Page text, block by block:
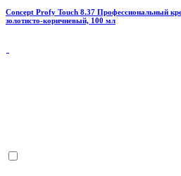
Concept Profy Touch 8.37 Профессиональный
золотисто-коричневый, 100 мл